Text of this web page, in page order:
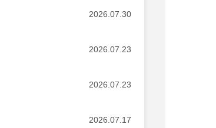
2026.07.30
2026.07.23
2026.07.23
2026.07.17